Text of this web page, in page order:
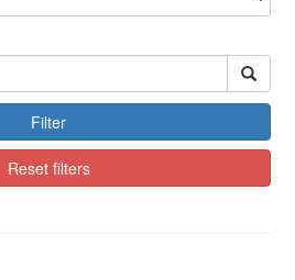
Filter
Reset filters